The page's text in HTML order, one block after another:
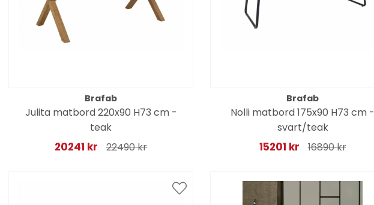
Brafab
Julita matbord 220x90 H73 cm -
teak
20241 kr 22490 kr
Brafab
Nolli matbord 175x90 H73 cm -
svart/teak
15201 kr 16890 kr